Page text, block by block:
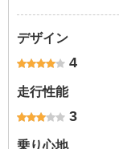
デザイン
4
走行性能
3
乗り心地